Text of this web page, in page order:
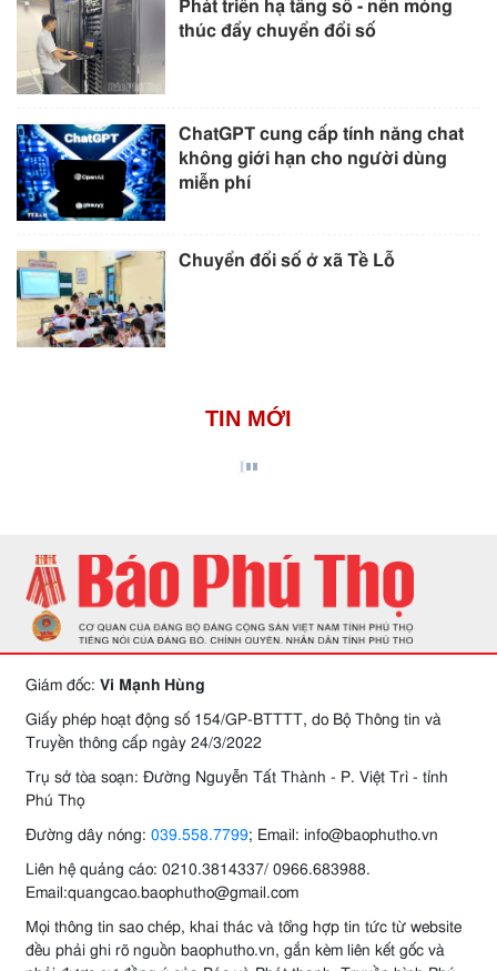
Phát triển hạ tầng số - nền móng
thúc đẩy chuyển đổi số
ChatGPT cung cấp tính năng chat
không giới hạn cho người dùng
miễn phí
Chuyển đổi số ở xã Tề Lỗ
TIN MỚI
Giám đốc: Vi Mạnh Hùng
Giấy phép hoạt động số 154/GP-BTTTT, do Bộ Thông tin và
Truyền thông cấp ngày 24/3/2022
Trụ sở tòa soạn: Đường Nguyễn Tất Thành - P. Việt Trì - tỉnh
Phú Thọ
Đường dây nóng: 039.558.7799; Email: info@baophutho.vn
Liên hệ quảng cáo: 0210.3814337/ 0966.683988.
Email:quangcao.baophutho@gmail.com
Mọi thông tin sao chép, khai thác và tổng hợp tin tức từ website
đều phải ghi rõ nguồn baophutho.vn, gắn kèm liên kết gốc và